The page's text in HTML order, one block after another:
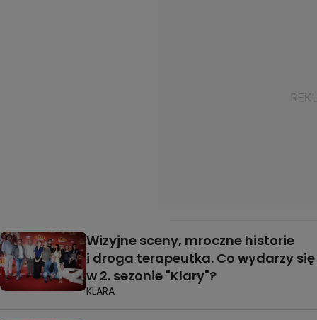
Wizyjne sceny, mroczne historie
i droga terapeutka. Co wydarzy się
w 2. sezonie "Klary"?
KLARA